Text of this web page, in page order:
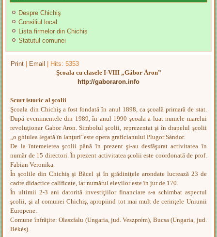
Despre Chichiş
Consiliul local
Lista firmelor din Chichiș
Statutul comunei
Print | Email | Hits: 5353
Şcoala cu clasele I-VIII „Gábor Áron”
http://gaboraron.info
Scurt istoric al şcolii
Şcoala din Chichiş a fost fondată în anul 1898, ca şcoală primară de stat.
După evenimentele din 1989, în anul 1990 şcoala a luat numele marelui
revoluţionar Gabor Aron. Simbolul şcolii, reprezentat şi în drapelul şcolii
„o ghiulea legată în lanţuri”este opera graficianului Plugor Sándor.
De la întemeierea şcolii până în prezent şi-au desfăşurat activitatea în
număr de 15 directori. În prezent activitatea şcolii este coordonată de prof.
Fabian Veronika.
În şcolile din Chichiş şi Băcel şi în grădiniţele arondate lucrează 23 de
cadre didactice calificate, iar numărul elevilor este în jur de 170.
În ultimii 2-3 ani datorită investiţiilor financiare s-a schimbat aspectul
şcolii, şi al comunei Chichiş, apropiind tot mai mult de cerinţele Uniunii
Europene.
Comune înfrăţite: Olaszfalu (Ungaria, jud. Veszprém), Bucsa (Ungaria, jud.
Békés).